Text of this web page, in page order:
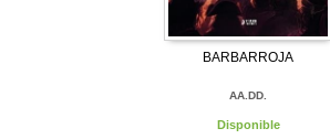
BARBARROJA
AA.DD.
Disponible